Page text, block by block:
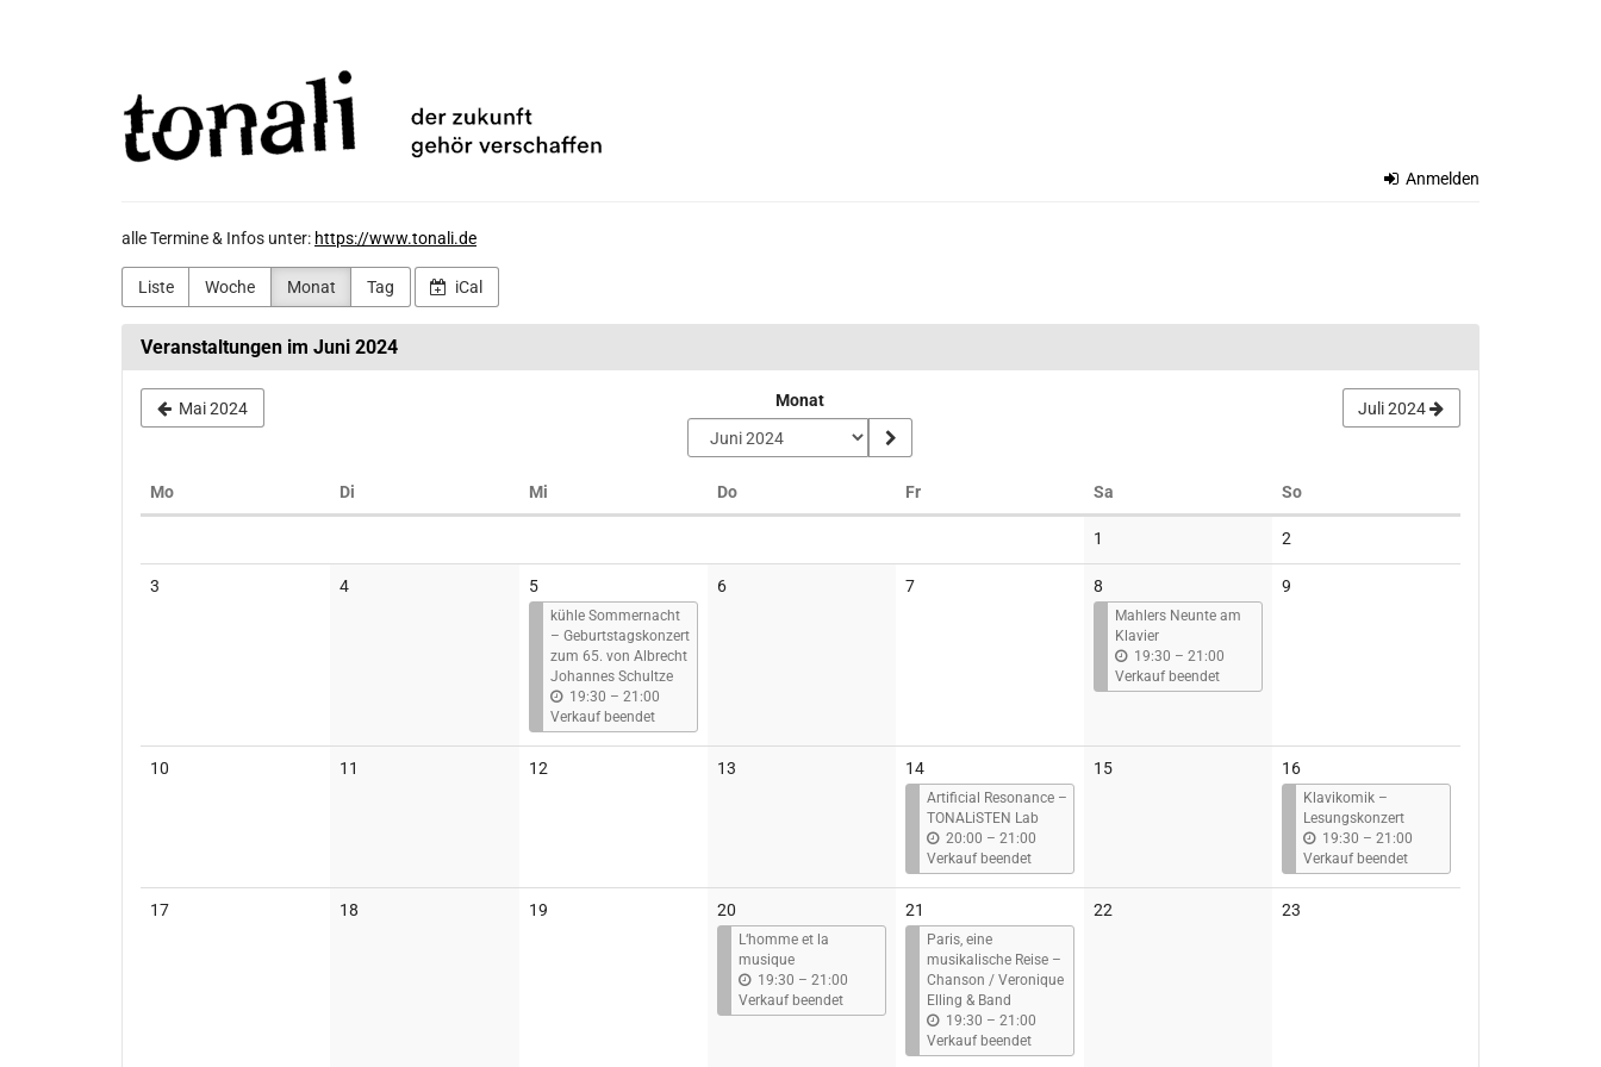
gemeinnützige
GmbH
Anmelden
alle Termine & Infos unter: https://www.tonali.de
Liste Woche Monat Tag iCal
Veranstaltungen im Juni 2024
Mai 2024 Monat Juli 2024
MoMontag Di Mi DoDonnerstag FrFreitag Sa SoSonntag
1
Veranstaltungen
2
Veranstaltungen
3
4Keine
5
kühle Sommernacht
– Geburtstagskonzert
zum 65. von Albrecht
Johannes Schultze
19:30 – b
i
s
21:00
Verkauf beendet
6Keine
7Keine
8
Mahlers Neunte am
Klavier
19:30 – b
i
s
21:00
Verkauf beendet
9
10 11 12 13 14
Artificial Resonance –
TONALiSTEN Lab
20:00 – b
i
s
21:00
Verkauf beendet
15Keine
16
Klavikomik –
Lesungskonzert
19:30 – b
i
s
21:00
Verkauf beendet
17Keine
18 19 20
L‘homme et la
musique
19:30 – b
i
s
21:00
Verkauf beendet
21
Paris, eine
musikalische Reise –
Chanson / Veronique
Elling & Band
19:30 – b
i
s
21:00
Verkauf beendet
22 23